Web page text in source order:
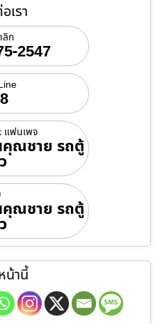
เรา
ลิก
2547
แฟนเพจ
ณชาย รถตู้
ณชาย รถตู้
น้านี้